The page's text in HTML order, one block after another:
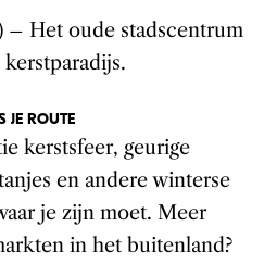
– Het oude stadscentrum
JE ROUTE
kerstsfeer, geurige
en andere winterse
je zijn moet. Meer
in het buitenland?